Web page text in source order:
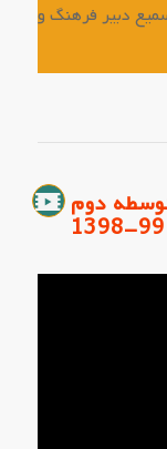
دبیر فرهنگ و
دوم